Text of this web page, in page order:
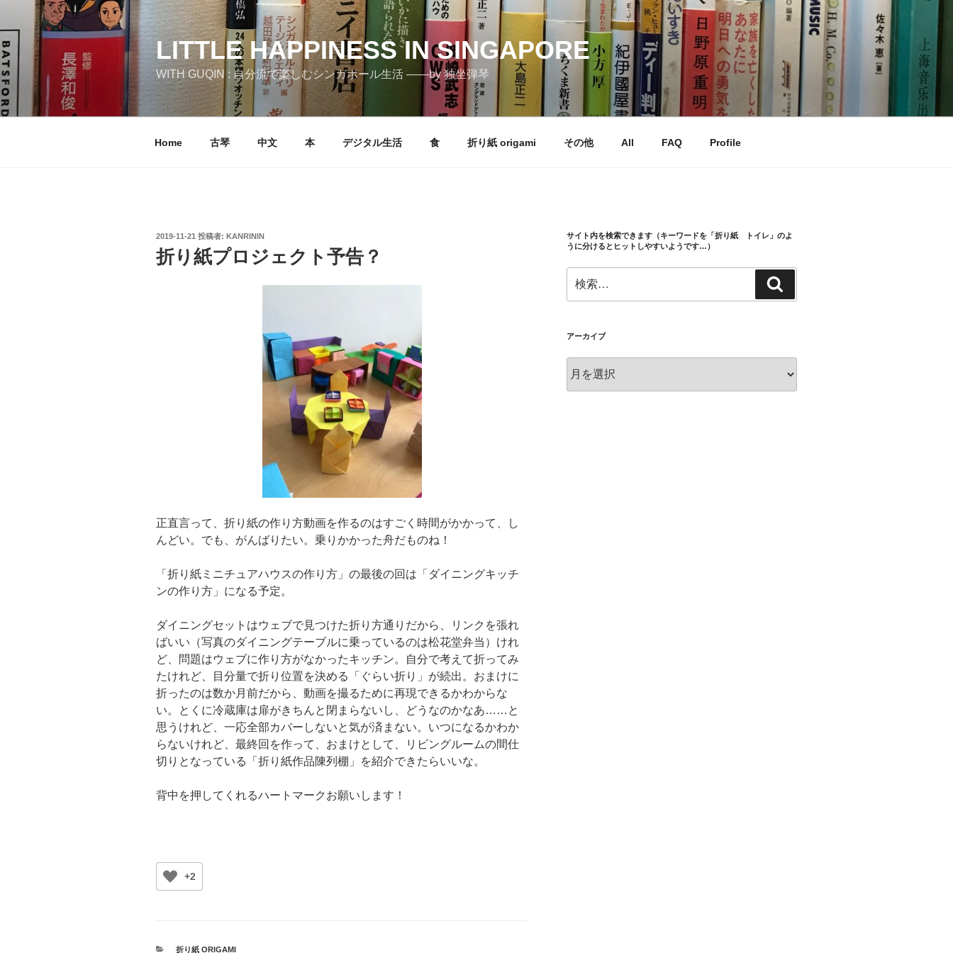
テ
ン
ツ
へ
ス
LITTLE HAPPINESS IN SINGAPORE
WITH GUQIN : 自分流で楽しむシンガポール生活 ――by 独坐弾琴
Home 古琴 中文 本 デジタル生活 食 折り紙 origami その他 All FAQ Profile
投
稿
日:
2019-11-21 投稿者: KANRININ
折り紙プロジェクト予告？
正直言って、折り紙の作り方動画を作るのはすごく時間がかかって、し
んどい。でも、がんばりたい。乗りかかった舟だものね！
「折り紙ミニチュアハウスの作り方」の最後の回は「ダイニングキッチ
ンの作り方」になる予定。
ダイニングセットはウェブで見つけた折り方通りだから、リンクを張れ
ばいい（写真のダイニングテーブルに乗っているのは松花堂弁当）けれ
ど、問題はウェブに作り方がなかったキッチン。自分で考えて折ってみ
たけれど、目分量で折り位置を決める「ぐらい折り」が続出。おまけに
折ったのは数か月前だから、動画を撮るために再現できるかわからな
い。とくに冷蔵庫は扉がきちんと閉まらないし、どうなのかなあ……と
思うけれど、一応全部カバーしないと気が済まない。いつになるかわか
らないけれど、最終回を作って、おまけとして、リビングルームの間仕
切りとなっている「折り紙作品陳列棚」を紹介できたらいいな。
背中を押してくれるハートマークお願いします！
+2
カ
折り紙 ORIGAMI
サイト内を検索できます（キーワードを「折り紙 トイレ」のよ
うに分けるとヒットしやすいようです…）
索:
索
アーカイブ
ー